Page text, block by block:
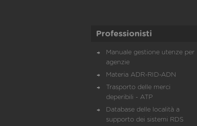
Professionisti
Manuale gestione utenze per
agenzie
Materia ADR-RID-ADN
Trasporto delle merci
deperibili - ATP
Database delle località a
supporto dei sistemi RDS